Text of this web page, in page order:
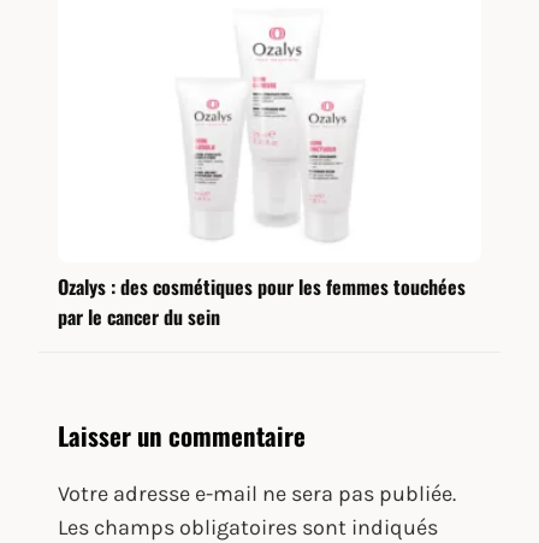
Ozalys : des cosmétiques pour les femmes touchées
par le cancer du sein
Laisser un commentaire
Votre adresse e-mail ne sera pas publiée.
Les champs obligatoires sont indiqués